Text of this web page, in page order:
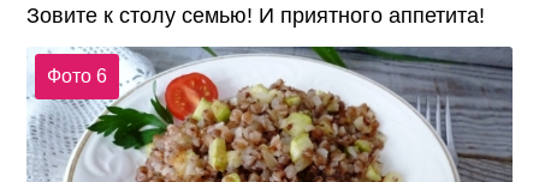
Зовите к столу семью! И приятного аппетита!
Фото 6